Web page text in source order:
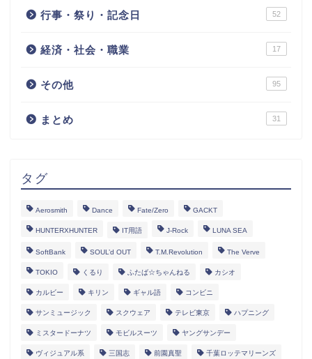
行事・祭り・記念日 52
経済・社会・職業 17
その他 95
まとめ 31
タグ
Aerosmith Dance Fate/Zero GACKT
HUNTERXHUNTER IT用語 J-Rock LUNA SEA
SoftBank SOUL’d OUT T.M.Revolution The Verve
TOKIO くるり ふたば☆ちゃんねる カシオ
カルビー キリン ギャル語 コンビニ
サンミュージック スクウェア テレビ東京 ハプニング
ミスタードーナツ モビルスーツ ヤングサンデー
ヴィジュアル系 三国志 前園真聖 千葉ロッテマリーンズ